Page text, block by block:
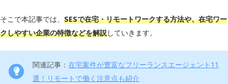
そこで本記事では、 SESで在宅・リモートワークする方法や、在宅ワー
クしやすい企業の特徴などを解説していきます。
関連記事： 在宅案件が豊富なフリーランスエージェント11
選！リモートで働く注意点も紹介